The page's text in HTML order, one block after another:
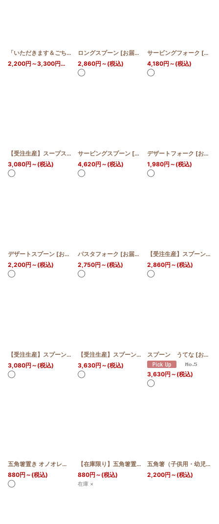
「いただきます＆ごちそうさま」刻印入り 五角箸 （オノオレカンバ）【オンラインショップ限定品】
2,200円 ～3,300円(税込)
ロングスプーン [お届け予定:14日〜28日
]
2,860円 ～ (税込)
◯
サービングフォーク [お届
4,180円 ～ (税込)
◯
【受注生産】スープスプーン [お届け予定:14日〜28日]
3,080円 ～ (税込)
◯
サービングスプーン [お届け予定:14日〜28日]
4,620円 ～ (税込)
◯
デザートフォーク [お届け予定:14日〜28日
1,980円 ～ (税込)
◯
デザートスプーン [お届け予定:14日〜28日
]
2,200円 ～ (税込)
◯
パスタフォーク [お届け予定:14日〜28日
]
2,750円 ～ (税込)
◯
【受注生産】スプーン小
2,860円 ～ (税込)
◯
【受注生産】スプーン大 お届け予定:4週間]
3,080円 ～ (税込)
◯
【受注生産】スプーン れんげ小花 [ お届け予定:6週間
3,630円 ～ (税込)
◯
スプーン うてな [お届け予定:14日〜28日
3,630円 ～ (税込)
◯
五角箸置き オノオレカンバ [お届け予定:7日〜10日
880円 ～ (税込)
◯
【在庫限り】五角箸置き 世界の銘木イペ [ お届け予
880円 ～ (税込)
在庫 ×
五角箸（子供用・幼児用）オノオレカンバ
2,200円 ～ (税込)